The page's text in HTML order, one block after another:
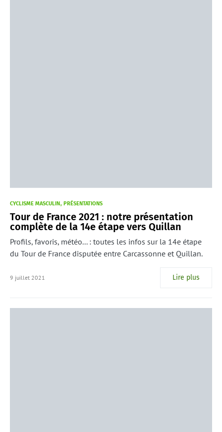
CYCLISME MASCULIN PRÉSENTATIONS
Tour de France 2021 : notre présentation
complète de la 14e étape vers Quillan
Profils, favoris, météo... : toutes les infos sur la 14e étape
du Tour de France disputée entre Carcassonne et Quillan.
9 juillet 2021 Lire plus